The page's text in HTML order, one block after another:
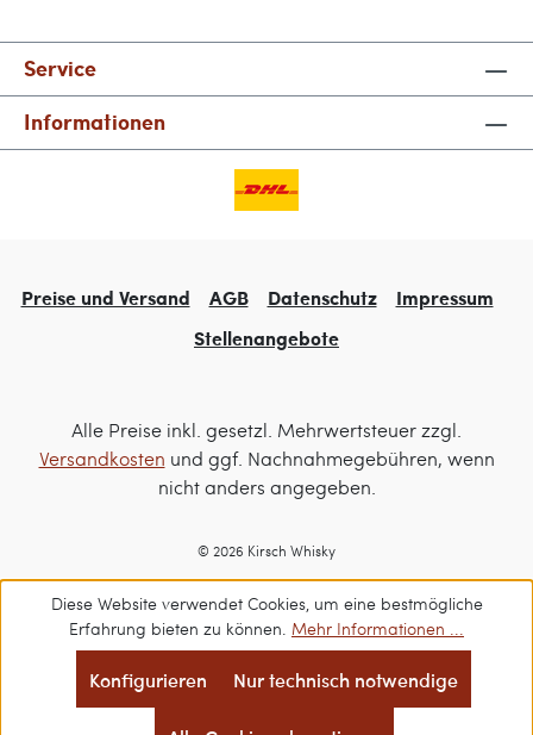
Service
Informationen
Preise und Versand AGB Datenschutz
Impressum
Stellenangebote
Alle Preise inkl. gesetzl. Mehrwertsteuer zzgl.
Versandkosten und ggf. Nachnahmegebühren, wenn
nicht anders angegeben.
© 2026 Kirsch Whisky
Diese Website verwendet Cookies, um eine bestmögliche
Erfahrung bieten zu können. Mehr Informationen ...
Nur technisch notwendige
Konfigurieren